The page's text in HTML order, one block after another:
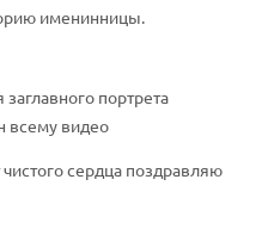
именинницы.
портрета
всему видео
сердца поздравляю